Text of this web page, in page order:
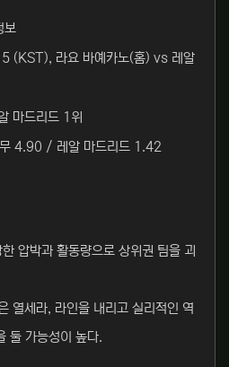
보
(KST), 라요 바예카노(홈) vs 레알
마드리드 1위
4.90 / 레알 마드리드 1.42
압박과 활동량으로 상위권 팀을 괴
열세라, 라인을 내리고 실리적인 역
둘 가능성이 높다.